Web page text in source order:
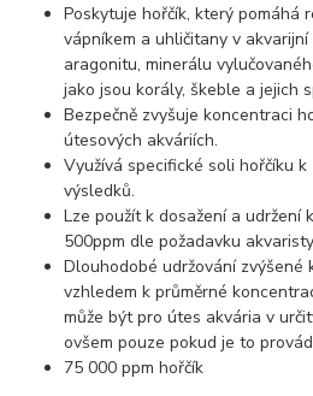
Poskytuje hořčík, který pomáhá
vápníkem a uhličitany v
aragonitu, minerálu
jako jsou korály, škeble a jejich
Bezpečně zvyšuje koncentraci
útesových akváriích.
Využívá specifické soli hořčíku
výsledků.
Lze použít k dosažení a udržení
500ppm dle požadavku
Dlouhodobé udržování zvýšené
vzhledem k průměrné
může být pro útes akvária v
ovšem pouze pokud je to
75 000 ppm hořčík